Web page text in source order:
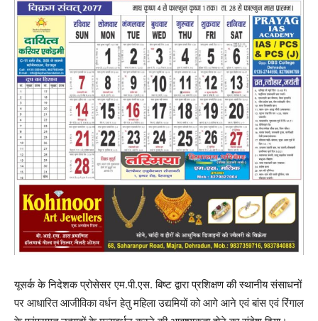
यूसर्क के निदेशक प्रोसेसर एम.पी.एस. बिष्ट द्वारा प्रशिक्षण की स्थानीय संसाधनों
पर आधारित आजीविका वर्धन हेतु महिला उद्यमियों को आगे आने एवं बांस एवं रिंगाल